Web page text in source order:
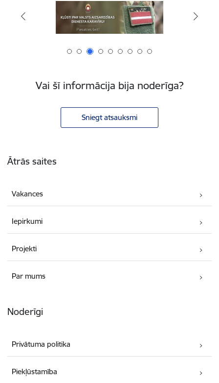
Vai šī informācija bija noderīga?
Sniegt atsauksmi
Ātrās saites
Vakances
Iepirkumi
Projekti
Par mums
Noderīgi
Privātuma politika
Piekļūstamība